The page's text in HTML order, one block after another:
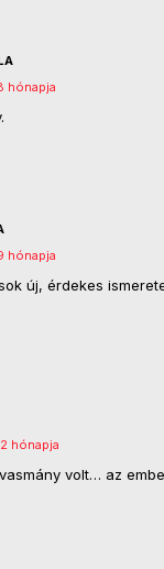
hónapja
hónapja
új, érdekes
hónapja
volt… az